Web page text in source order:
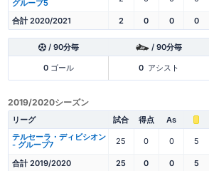
グループ5
合計 2020/2021 2 0 0 0
/ 90分毎 / 90分毎
0ゴール 0 アシスト
2019/2020シーズン
リーグ 試合 得点 As
テルセーラ・ディビシオン
- グループ7 25 0 0 5
合計 2019/2020 25 0 0 5